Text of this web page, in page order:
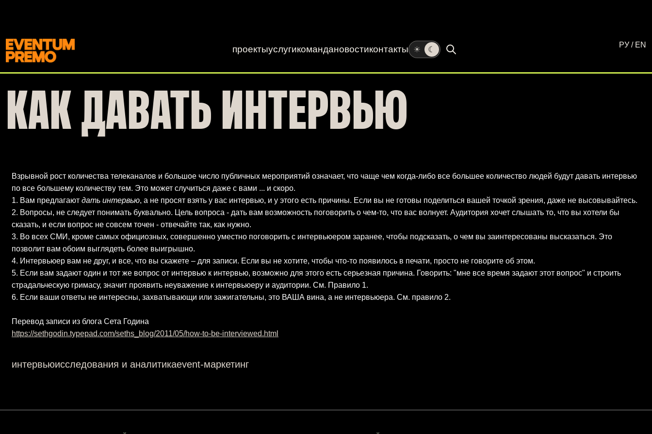
проектыуслугикомандановостиконтакты ☀ ☾ РУ / EN
КАК ДАВАТЬ ИНТЕРВЬЮ
Взрывной рост количества телеканалов и большое число публичных мероприятий означает, что чаще чем когда-либо все большее количество людей будут давать интервью
по все большему количеству тем. Это может случиться даже с вами ... и скоро.
1. Вам предлагают дать интервью, а не просят взять у вас интервью, и у этого есть причины. Если вы не готовы поделиться вашей точкой зрения, даже не высовывайтесь.
2. Вопросы, не следует понимать буквально. Цель вопроса - дать вам возможность поговорить о чем-то, что вас волнует. Аудитория хочет слышать то, что вы хотели бы
сказать, и если вопрос не совсем точен - отвечайте так, как нужно.
3. Во всех СМИ, кроме самых официозных, совершенно уместно поговорить с интервьюером заранее, чтобы подсказать, о чем вы заинтересованы высказаться. Это
позволит вам обоим выглядеть более выигрышно.
4. Интервьюер вам не друг, и все, что вы скажете – для записи. Если вы не хотите, чтобы что-то появилось в печати, просто не говорите об этом.
5. Если вам задают один и тот же вопрос от интервью к интервью, возможно для этого есть серьезная причина. Говорить: "мне все время задают этот вопрос" и строить
страдальческую гримасу, значит проявить неуважение к интервьюеру и аудитории. См. Правило 1.
6. Если ваши ответы не интересны, захватывающи или зажигательны, это ВАША вина, а не интервьюера. См. правило 2.
Перевод записи из блога Сета Година
https://sethgodin.typepad.com/seths_blog/2011/05/how-to-be-interviewed.html
интервьюисследования и аналитикаevent-маркетинг